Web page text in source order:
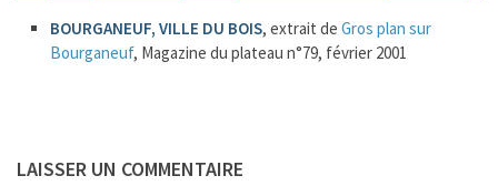
BOURGANEUF, VILLE DU BOIS, extrait de Gros plan sur
Bourganeuf, Magazine du plateau n°79, février 2001
LAISSER UN COMMENTAIRE